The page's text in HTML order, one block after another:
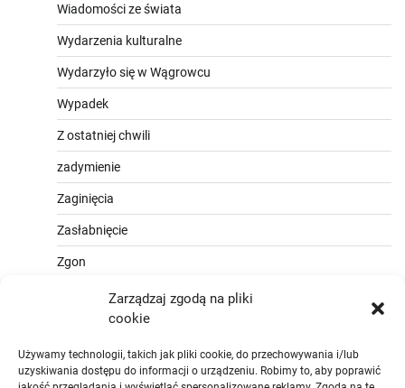
Zarządzaj zgodą na pliki
cookie
Używamy technologii, takich jak pliki cookie, do przechowywania i/lub
uzyskiwania dostępu do informacji o urządzeniu. Robimy to, aby poprawić
Wiadomości ze świata
Wydarzenia kulturalne
Wydarzyło się w Wągrowcu
Wypadek
Z ostatniej chwili
zadymienie
Zaginięcia
Zasłabnięcie
Zgon